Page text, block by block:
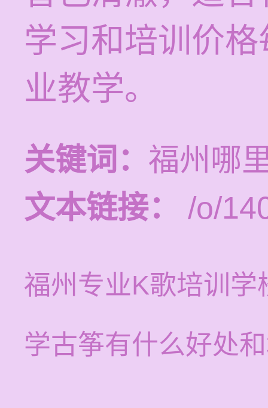
学习和培训价
业教学。
关键词： 福州哪
文本链接：
/o/
福州专业K歌培训学
学古筝有什么好处